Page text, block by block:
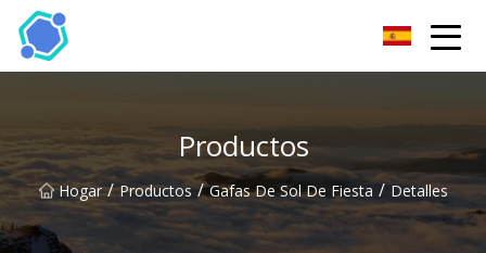
Productos
Hogar / Productos / Gafas De Sol De Fiesta / Detalles